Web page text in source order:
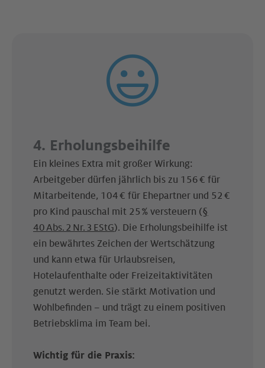
4. Erholungsbeihilfe
Ein kleines Extra mit großer Wirkung:
Arbeitgeber dürfen jährlich bis zu 156 € für
Mitarbeitende, 104 € für Ehepartner und 52 €
pro Kind pauschal mit 25 % versteuern (§
40 Abs. 2 Nr. 3 EStG). Die Erholungsbeihilfe ist
ein bewährtes Zeichen der Wertschätzung
und kann etwa für Urlaubsreisen,
Hotelaufenthalte oder Freizeitaktivitäten
genutzt werden. Sie stärkt Motivation und
Wohlbefinden – und trägt zu einem positiven
Betriebsklima im Team bei.
Wichtig für die Praxis: